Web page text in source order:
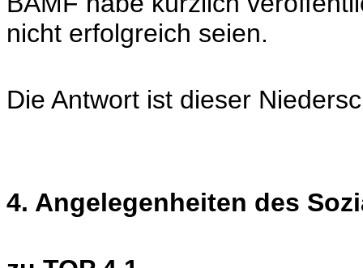
nicht erfolgreich seien.
Die Antwort ist dieser
4. Angelegenheiten des